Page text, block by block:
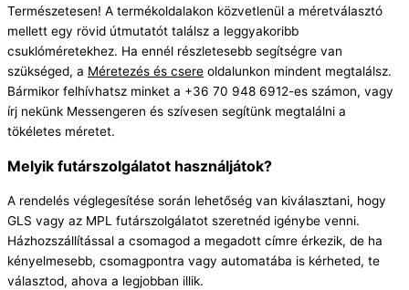
Természetesen! A termékoldalakon közvetlenül a méretválasztó
mellett egy rövid útmutatót találsz a leggyakoribb
csuklóméretekhez. Ha ennél részletesebb segítségre van
szükséged, a Méretezés és csere oldalunkon mindent megtalálsz.
Bármikor felhívhatsz minket a +36 70 948 6912-es számon, vagy
írj nekünk Messengeren és szívesen segítünk megtalálni a
tökéletes méretet.
Melyik futárszolgálatot használjátok?
A rendelés véglegesítése során lehetőség van kiválasztani, hogy
GLS vagy az MPL futárszolgálatot szeretnéd igénybe venni.
Házhozszállítással a csomagod a megadott címre érkezik, de ha
kényelmesebb, csomagpontra vagy automatába is kérheted, te
választod, ahova a legjobban illik.